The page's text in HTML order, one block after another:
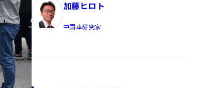
加藤ヒロト
中国車研究家